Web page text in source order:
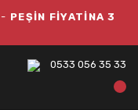
- PEŞİN FİYATİNA 3
0533 056 35 33